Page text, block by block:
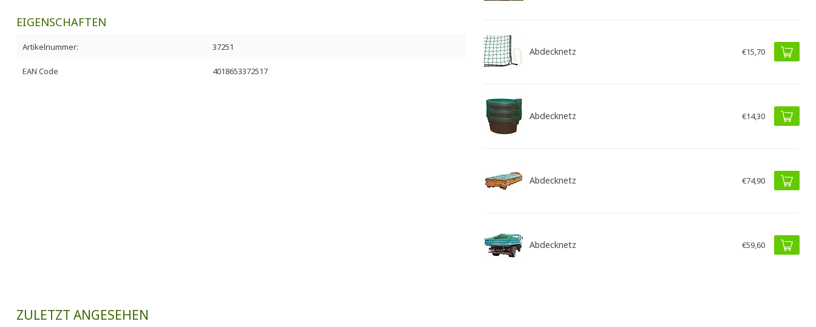
EIGENSCHAFTEN
Artikelnummer: 37251
EAN Code 4018653372517
Abdecknetz €15,70
Abdecknetz €14,30
Abdecknetz €74,90
Abdecknetz €59,60
ZULETZT ANGESEHEN